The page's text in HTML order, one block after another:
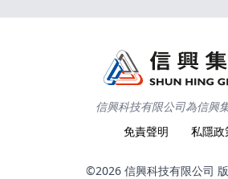
信興科技有限公司為信興
免責聲明
私隱政
©2026 信興科技有限公司 版